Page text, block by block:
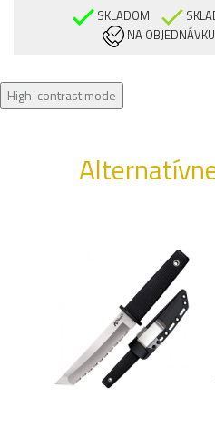
SKLADOM
NA OBJEDNÁVKU
High-contrast mode